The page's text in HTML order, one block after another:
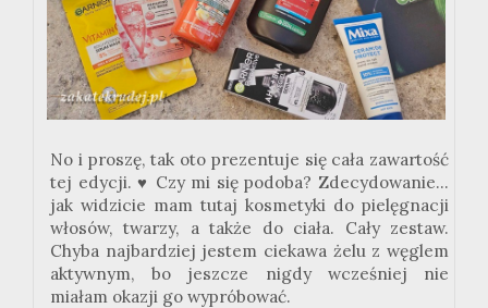
No i proszę, tak oto prezentuje się cała zawartość
tej edycji. ♥ Czy mi się podoba? Zdecydowanie...
jak widzicie mam tutaj kosmetyki do pielęgnacji
włosów, twarzy, a także do ciała. Cały zestaw.
Chyba najbardziej jestem ciekawa żelu z węglem
aktywnym, bo jeszcze nigdy wcześniej nie
miałam okazji go wypróbować.